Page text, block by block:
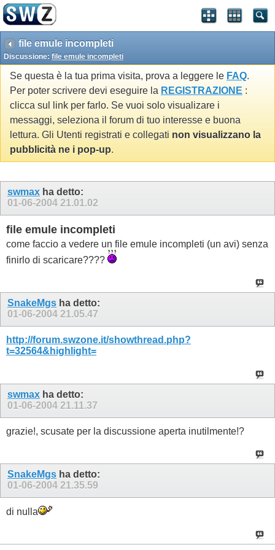
file emule incompleti
Discussione: file emule incompleti
Se questa è la tua prima visita, prova a leggere le FAQ.
Per poter scrivere devi eseguire la REGISTRAZIONE :
clicca sul link per farlo. Se vuoi solo visualizare i
messaggi, seleziona il forum di tuo interesse e buona
lettura. Gli Utenti registrati e collegati non visualizzano la
pubblicità ne i pop-up.
swmax ha detto:
01-06-2004 21.01.02
file emule incompleti
come faccio a vedere un file emule incompleti (un avi) senza
finirlo di scaricare????
SnakeMgs ha detto:
01-06-2004 21.05.47
http://forum.swzone.it/showthread.php?
t=32564&highlight=
swmax ha detto:
01-06-2004 21.11.37
grazie!, scusate per la discussione aperta inutilmente!?
SnakeMgs ha detto:
01-06-2004 21.35.59
di nulla